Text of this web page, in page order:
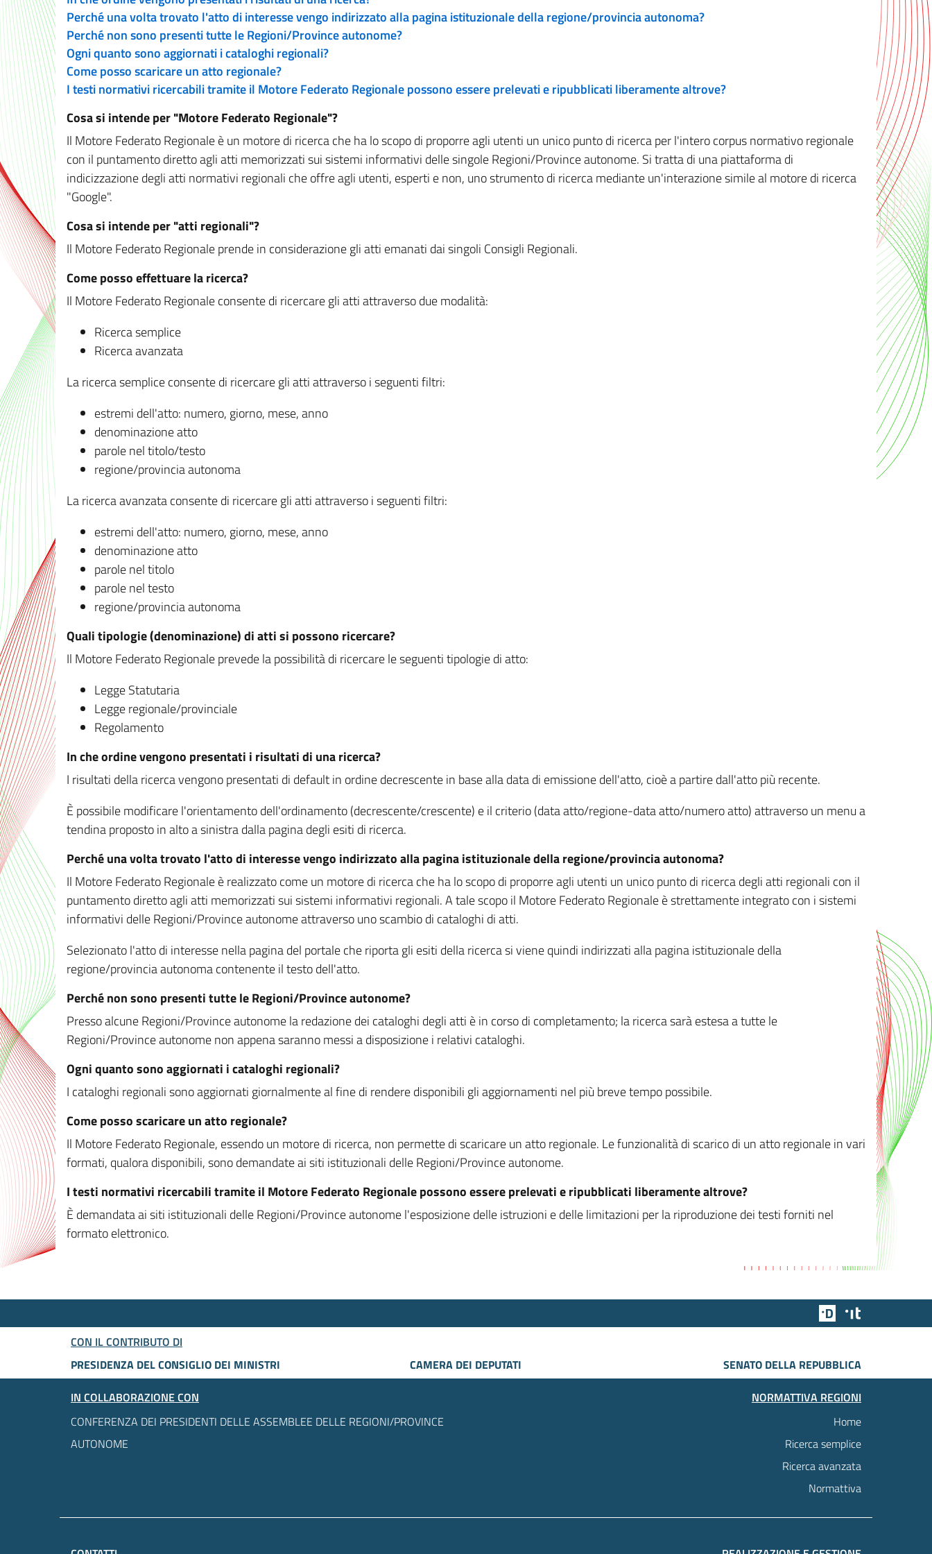
Perché una volta trovato l'atto di interesse vengo indirizzato alla pagina istituzionale della regione/provincia autonoma?
Perché non sono presenti tutte le Regioni/Province autonome?
Ogni quanto sono aggiornati i cataloghi regionali?
Come posso scaricare un atto regionale?
I testi normativi ricercabili tramite il Motore Federato Regionale possono essere prelevati e ripubblicati liberamente altrove?
Cosa si intende per "Motore Federato Regionale"?
Il Motore Federato Regionale è un motore di ricerca che ha lo scopo di proporre agli utenti un unico punto di ricerca per l'intero corpus normativo regionale
con il puntamento diretto agli atti memorizzati sui sistemi informativi delle singole Regioni/Province autonome. Si tratta di una piattaforma di
indicizzazione degli atti normativi regionali che offre agli utenti, esperti e non, uno strumento di ricerca mediante un'interazione simile al motore di ricerca
"Google".
Cosa si intende per "atti regionali"?
Il Motore Federato Regionale prende in considerazione gli atti emanati dai singoli Consigli Regionali.
Come posso effettuare la ricerca?
Il Motore Federato Regionale consente di ricercare gli atti attraverso due modalità:
Ricerca semplice
Ricerca avanzata
La ricerca semplice consente di ricercare gli atti attraverso i seguenti filtri:
estremi dell'atto: numero, giorno, mese, anno
denominazione atto
parole nel titolo/testo
regione/provincia autonoma
La ricerca avanzata consente di ricercare gli atti attraverso i seguenti filtri:
estremi dell'atto: numero, giorno, mese, anno
denominazione atto
parole nel titolo
parole nel testo
regione/provincia autonoma
Quali tipologie (denominazione) di atti si possono ricercare?
Il Motore Federato Regionale prevede la possibilità di ricercare le seguenti tipologie di atto:
Legge Statutaria
Legge regionale/provinciale
Regolamento
In che ordine vengono presentati i risultati di una ricerca?
I risultati della ricerca vengono presentati di default in ordine decrescente in base alla data di emissione dell'atto, cioè a partire dall'atto più recente.
È possibile modificare l'orientamento dell'ordinamento (decrescente/crescente) e il criterio (data atto/regione-data atto/numero atto) attraverso un menu a
tendina proposto in alto a sinistra dalla pagina degli esiti di ricerca.
Perché una volta trovato l'atto di interesse vengo indirizzato alla pagina istituzionale della regione/provincia autonoma?
Il Motore Federato Regionale è realizzato come un motore di ricerca che ha lo scopo di proporre agli utenti un unico punto di ricerca degli atti regionali con il
puntamento diretto agli atti memorizzati sui sistemi informativi regionali. A tale scopo il Motore Federato Regionale è strettamente integrato con i sistemi
informativi delle Regioni/Province autonome attraverso uno scambio di cataloghi di atti.
Selezionato l'atto di interesse nella pagina del portale che riporta gli esiti della ricerca si viene quindi indirizzati alla pagina istituzionale della
regione/provincia autonoma contenente il testo dell'atto.
Perché non sono presenti tutte le Regioni/Province autonome?
Presso alcune Regioni/Province autonome la redazione dei cataloghi degli atti è in corso di completamento; la ricerca sarà estesa a tutte le
Regioni/Province autonome non appena saranno messi a disposizione i relativi cataloghi.
Ogni quanto sono aggiornati i cataloghi regionali?
I cataloghi regionali sono aggiornati giornalmente al fine di rendere disponibili gli aggiornamenti nel più breve tempo possibile.
Come posso scaricare un atto regionale?
Il Motore Federato Regionale, essendo un motore di ricerca, non permette di scaricare un atto regionale. Le funzionalità di scarico di un atto regionale in vari
formati, qualora disponibili, sono demandate ai siti istituzionali delle Regioni/Province autonome.
I testi normativi ricercabili tramite il Motore Federato Regionale possono essere prelevati e ripubblicati liberamente altrove?
È demandata ai siti istituzionali delle Regioni/Province autonome l'esposizione delle istruzioni e delle limitazioni per la riproduzione dei testi forniti nel
formato elettronico.
Team Digitale
CON IL CONTRIBUTO DI
PRESIDENZA DEL CONSIGLIO DEI MINISTRI
CAMERA DEI DEPUTATI
SENATO DELLA REPUBBLICA
IN COLLABORAZIONE CON
CONFERENZA DEI PRESIDENTI DELLE ASSEMBLEE DELLE REGIONI/PROVINCE
AUTONOME
NORMATTIVA REGIONI
Home
Ricerca semplice
Ricerca avanzata
Normattiva